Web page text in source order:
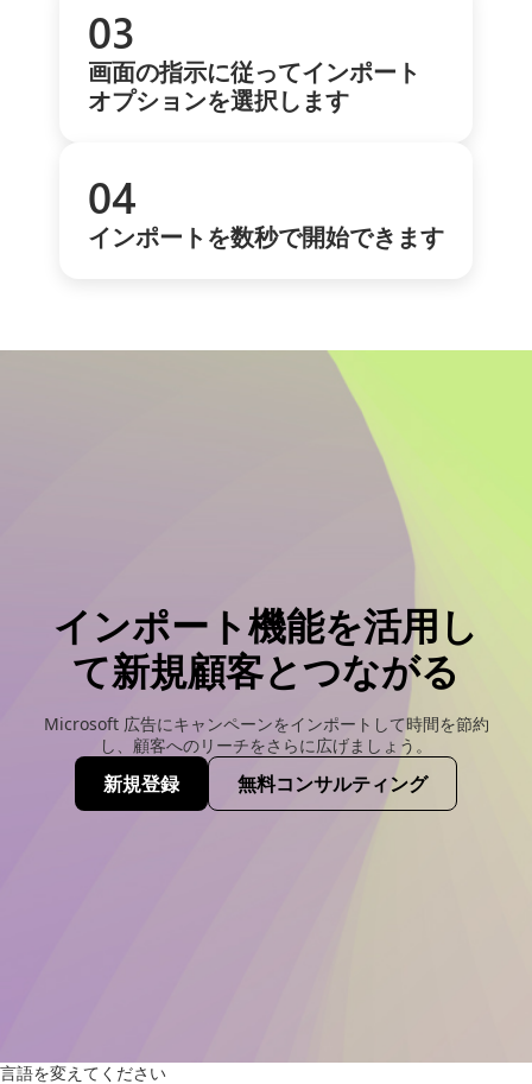
03
画面の指示に従ってインポート
オプションを選択します
04
インポートを数秒で開始できます
インポート機能を活用し
て新規顧客とつながる
Microsoft 広告にキャンペーンをインポートして時間を節約
し、顧客へのリーチをさらに広げましょう。
新規登録
(opens new window)無料コンサルティング
言語を変えてください